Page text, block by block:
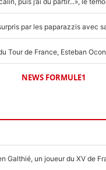
NEWS FORMULE1